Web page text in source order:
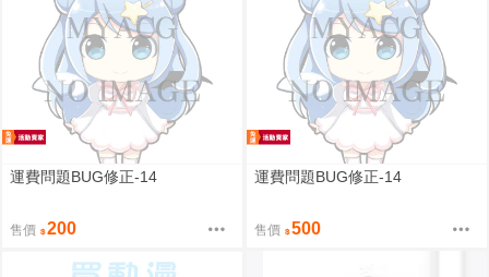
運費問題BUG修正-14
售價 200
運費問題BUG修正-14
售價 500